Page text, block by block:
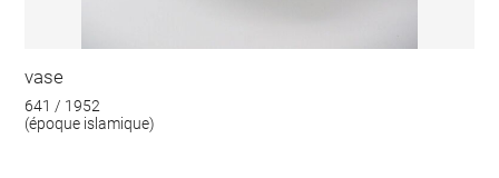
vase
641 / 1952
(époque islamique)